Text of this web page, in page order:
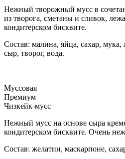
Нежный творожный мусс в
из творога, сметаны и сливок,
кондитерском бисквите.
Состав: малина, яйца, сахар, мука,
сыр, творог, вода.
Муссовая
Премиум
Чизкейк-мусс
Нежный мусс на основе сыра
кондитерском бисквите. Очень
Состав: желатин, маскарпоне,